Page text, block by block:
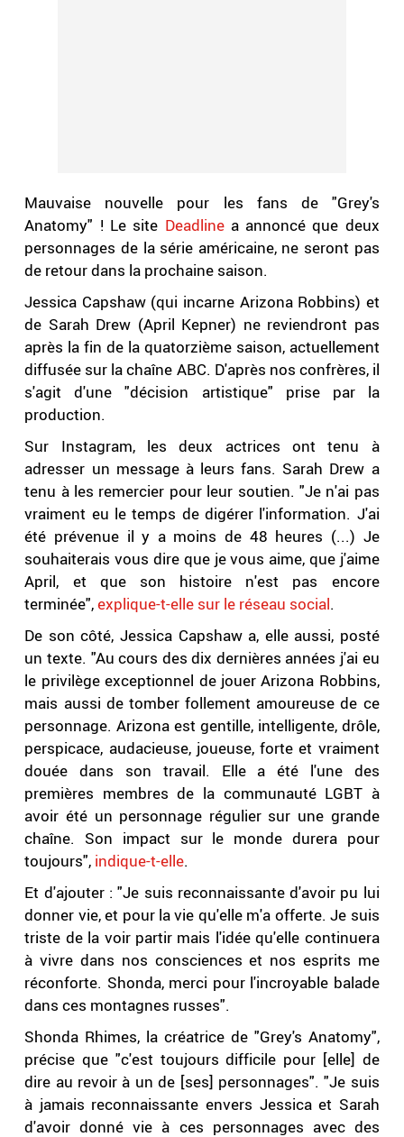
Mauvaise nouvelle pour les fans de "Grey's
Anatomy" ! Le site Deadline a annoncé que deux
personnages de la série américaine, ne seront pas
de retour dans la prochaine saison.
Jessica Capshaw (qui incarne Arizona Robbins) et
de Sarah Drew (April Kepner) ne reviendront pas
après la fin de la quatorzième saison, actuellement
diffusée sur la chaîne ABC. D'après nos confrères, il
s'agit d'une "décision artistique" prise par la
production.
Sur Instagram, les deux actrices ont tenu à
adresser un message à leurs fans. Sarah Drew a
tenu à les remercier pour leur soutien. "Je n'ai pas
vraiment eu le temps de digérer l'information. J'ai
été prévenue il y a moins de 48 heures (...) Je
souhaiterais vous dire que je vous aime, que j'aime
April, et que son histoire n'est pas encore
terminée",explique-t-elle sur le réseau social.
De son côté, Jessica Capshaw a, elle aussi, posté
un texte. "Au cours des dix dernières années j'ai eu
le privilège exceptionnel de jouer Arizona Robbins,
mais aussi de tomber follement amoureuse de ce
personnage. Arizona est gentille, intelligente, drôle,
perspicace, audacieuse, joueuse, forte et vraiment
douée dans son travail. Elle a été l'une des
premières membres de la communauté LGBT à
avoir été un personnage régulier sur une grande
chaîne. Son impact sur le monde durera pour
toujours", indique-t-elle.
Et d'ajouter : "Je suis reconnaissante d'avoir pu lui
donner vie, et pour la vie qu'elle m'a offerte. Je suis
triste de la voir partir mais l'idée qu'elle continuera
à vivre dans nos consciences et nos esprits me
réconforte. Shonda, merci pour l'incroyable balade
dans ces montagnes russes".
Shonda Rhimes, la créatrice de "Grey's Anatomy",
précise que "c'est toujours difficile pour [elle] de
dire au revoir à un de [ses] personnages". "Je suis
à jamais reconnaissante envers Jessica et Sarah
d'avoir donné vie à ces personnages avec des